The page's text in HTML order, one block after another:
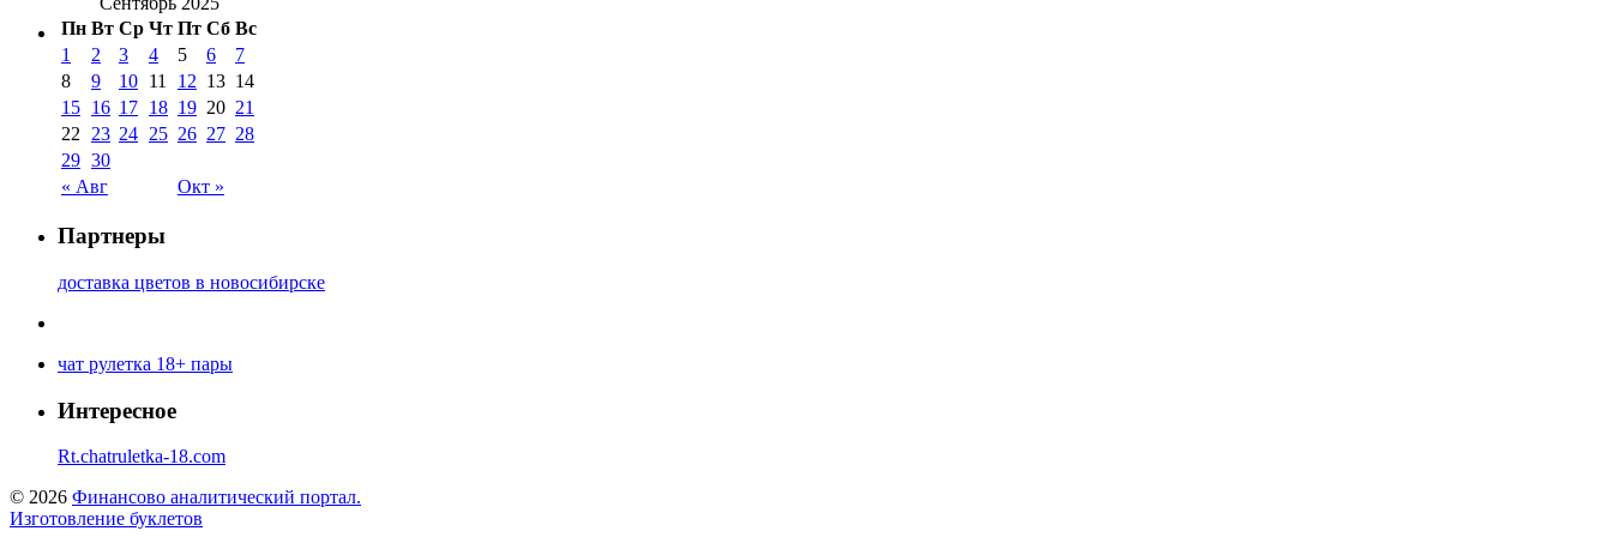
Пн Вт Ср Чт Пт Сб Вс
« Авг Окт »
1 2 3 4 5 6
7
8
9 10 11 12 13 14
15 16 17 18 19 20 21
22
23 24 25 26 27 28
29 30
Партнеры
доставка цветов в новосибирске
чат рулетка 18+ пары
Интересное
Rt.chatruletka-18.com
© 2026 Финансово аналитический портал.
Изготовление буклетов